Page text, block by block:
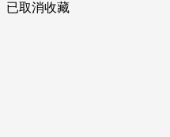
已取消收藏